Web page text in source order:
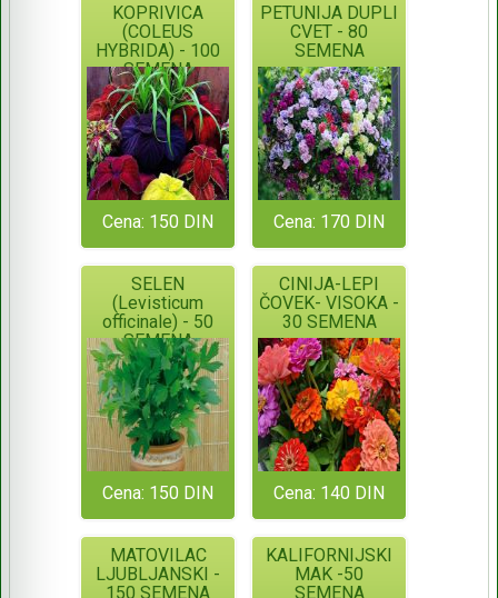
KOPRIVICA
(COLEUS
HYBRIDA) - 100
SEMENA
Cena: 150 DIN
PETUNIJA DUPLI
CVET - 80
SEMENA
Cena: 170 DIN
SELEN
(Levisticum
officinale) - 50
SEMENA
Cena: 150 DIN
CINIJA-LEPI
ČOVEK- VISOKA -
30 SEMENA
Cena: 140 DIN
MATOVILAC
LJUBLJANSKI -
150 SEMENA
KALIFORNIJSKI
MAK -50
SEMENA